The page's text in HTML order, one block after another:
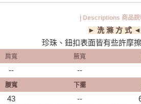
| Descriptions 商品說
► 洗 滌 方 式 ◄
珍珠、鈕扣表面皆有些許摩
肩寬 腋寬
-- --
腰寬
下擺
43 --